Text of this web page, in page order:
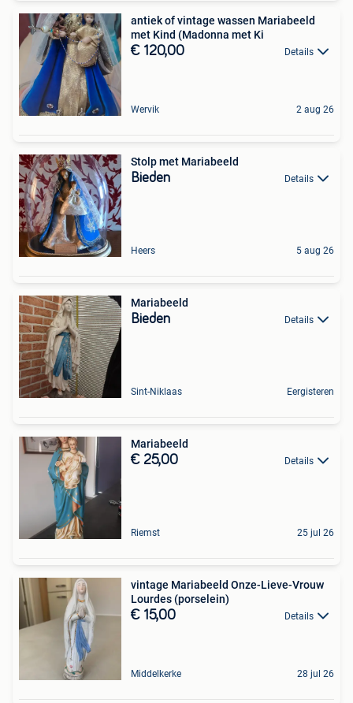
antiek of vintage wassen Mariabeeld
met Kind (Madonna met Ki
€ 120,00 Details
Wervik 2 aug 26
Stolp met Mariabeeld
Bieden Details
Heers 5 aug 26
Mariabeeld
Bieden Details
Sint-Niklaas Eergisteren
Mariabeeld
€ 25,00 Details
Riemst 25 jul 26
vintage Mariabeeld Onze-Lieve-Vrouw
Lourdes (porselein)
€ 15,00 Details
Middelkerke 28 jul 26